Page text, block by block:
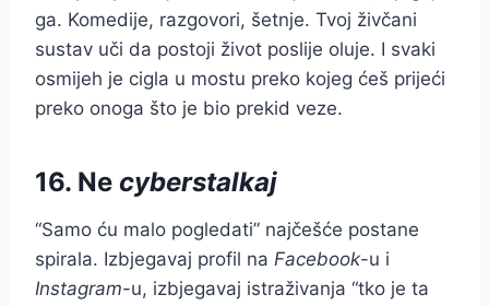
ga. Komedije, razgovori, šetnje. Tvoj živčani
sustav uči da postoji život poslije oluje. I svaki
osmijeh je cigla u mostu preko kojeg ćeš prijeći
preko onoga što je bio prekid veze.
16. Ne cyberstalkaj
“Samo ću malo pogledati” najčešće postane
spirala. Izbjegavaj profil na Facebook-u i
Instagram-u, izbjegavaj istraživanja “tko je ta